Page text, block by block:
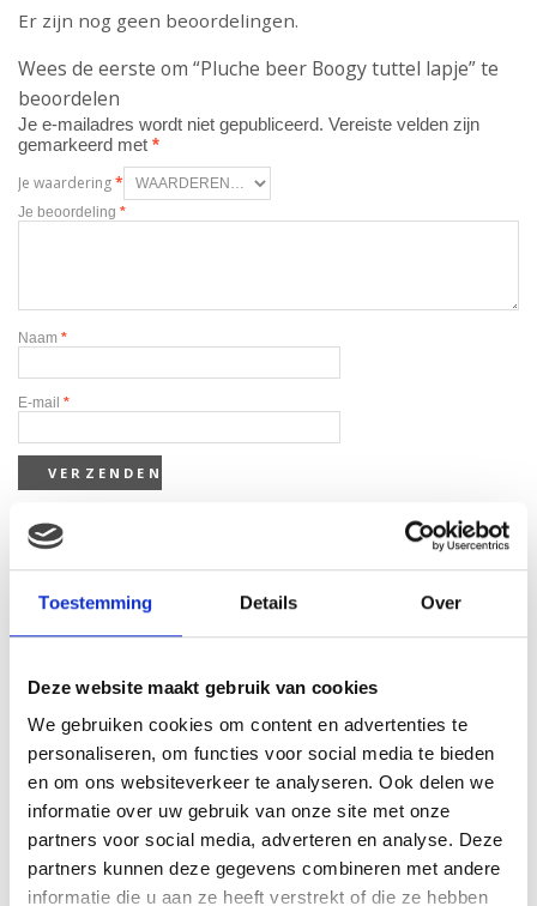
Toestemming Details Over
Deze website maakt gebruik van cookies
We gebruiken cookies om content en advertenties te
personaliseren, om functies voor social media te bieden
en om ons websiteverkeer te analyseren. Ook delen we
informatie over uw gebruik van onze site met onze
partners voor social media, adverteren en analyse. Deze
partners kunnen deze gegevens combineren met andere
informatie die u aan ze heeft verstrekt of die ze hebben
Er zijn nog geen beoordelingen.
Wees de eerste om “Pluche beer Boogy tuttel lapje” te
beoordelen
Je e-mailadres wordt niet gepubliceerd. Vereiste velden zijn
gemarkeerd met *
Je waardering*
Je beoordeling *
Naam *
E-mail *
Gerelateerde producten